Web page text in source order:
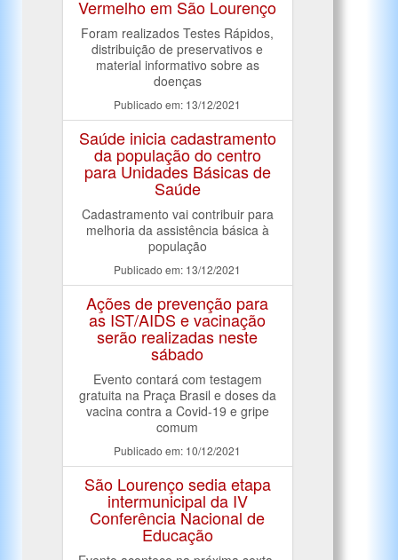
Vermelho em São Lourenço
Foram realizados Testes Rápidos,
distribuição de preservativos e
material informativo sobre as
doenças
Publicado em: 13/12/2021
Saúde inicia cadastramento
da população do centro
para Unidades Básicas de
Saúde
Cadastramento vai contribuir para
melhoria da assistência básica à
população
Publicado em: 13/12/2021
Ações de prevenção para
as IST/AIDS e vacinação
serão realizadas neste
sábado
Evento contará com testagem
gratuita na Praça Brasil e doses da
vacina contra a Covid-19 e gripe
comum
Publicado em: 10/12/2021
São Lourenço sedia etapa
intermunicipal da IV
Conferência Nacional de
Educação